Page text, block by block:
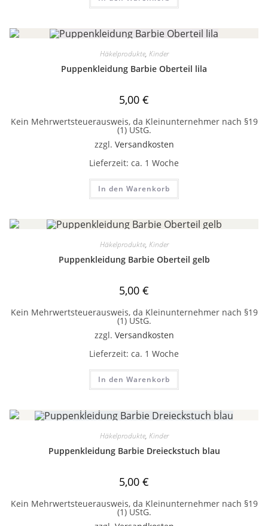
Häkelprodukte, Kinder
Puppenkleidung Barbie Oberteil lila
5,00 €
Kein Mehrwertsteuerausweis, da Kleinunternehmer nach §19
(1) UStG.
zzgl. Versandkosten
Lieferzeit: ca. 1 Woche
In den Warenkorb
Häkelprodukte, Kinder
Puppenkleidung Barbie Oberteil gelb
5,00 €
Kein Mehrwertsteuerausweis, da Kleinunternehmer nach §19
(1) UStG.
zzgl. Versandkosten
Lieferzeit: ca. 1 Woche
In den Warenkorb
Häkelprodukte, Kinder
Puppenkleidung Barbie Dreieckstuch blau
5,00 €
Kein Mehrwertsteuerausweis, da Kleinunternehmer nach §19
(1) UStG.